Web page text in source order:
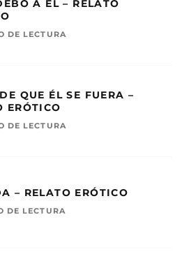
A ÉL – RELATO
DE LECTURA
QUE ÉL SE FUERA –
ERÓTICO
DE LECTURA
– RELATO ERÓTICO
DE LECTURA